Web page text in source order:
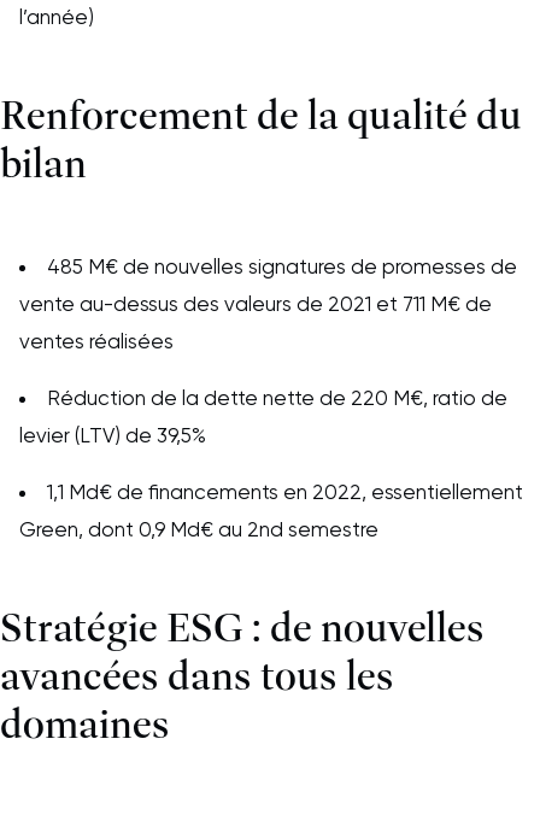
l’année)
Renforcement de la qualité du
bilan
485 M€ de nouvelles signatures de promesses de
vente au-dessus des valeurs de 2021 et 711 M€ de
ventes réalisées
Réduction de la dette nette de 220 M€, ratio de
levier (LTV) de 39,5%
1,1 Md€ de financements en 2022, essentiellement
Green, dont 0,9 Md€ au 2nd semestre
Stratégie ESG : de nouvelles
avancées dans tous les
domaines